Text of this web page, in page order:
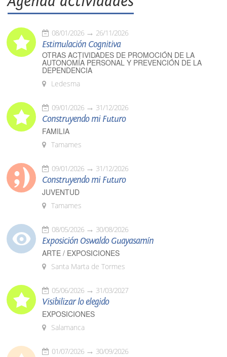
08/01/2026 26/11/2026
Estimulación Cognitiva
OTRAS ACTIVIDADES DE PROMOCIÓN DE LA
AUTONOMÍA PERSONAL Y PREVENCIÓN DE LA
DEPENDENCIA
Ledesma
09/01/2026 31/12/2026
Construyendo mi Futuro
FAMILIA
Tamames
09/01/2026 31/12/2026
Construyendo mi Futuro
JUVENTUD
Tamames
08/05/2026 30/08/2026
Exposición Oswaldo Guayasamín
ARTE / EXPOSICIONES
Santa Marta de Tormes
05/06/2026 31/03/2027
Visibilizar lo elegido
EXPOSICIONES
Salamanca
01/07/2026 30/09/2026